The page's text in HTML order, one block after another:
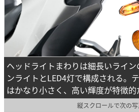
ヘッドライトまわりは細長いライン
ンライトとLED4灯で構成される。
はかなり小さく、高い輝度が特徴的
縦スクロールで次の